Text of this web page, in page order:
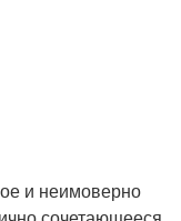
и неимоверно